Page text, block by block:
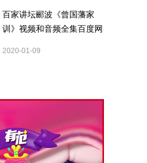
百家讲坛郦波《曾国藩家
训》视频和音频全集百度网
2020-01-09